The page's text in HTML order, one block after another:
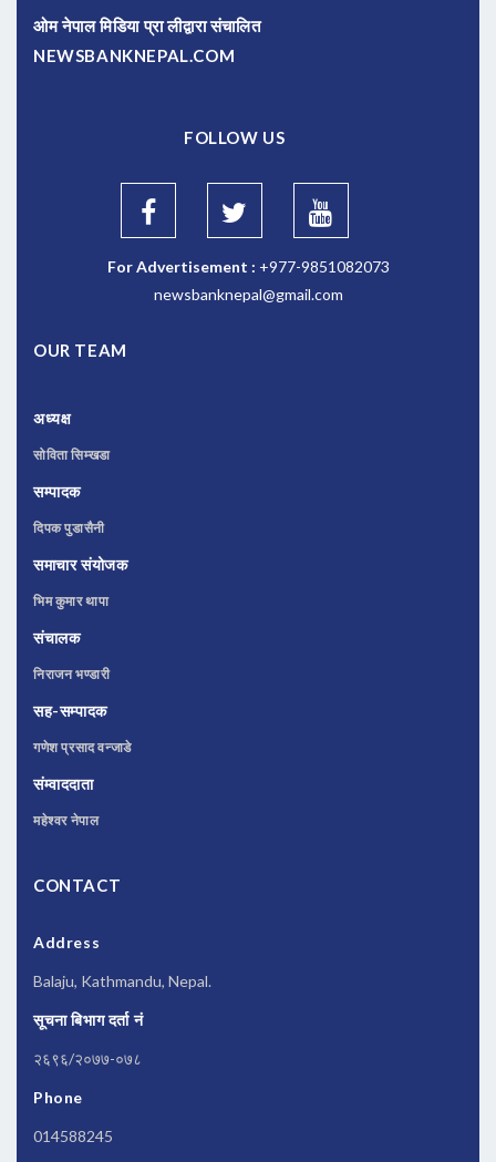
ओम नेपाल मिडिया प्रा लीद्वारा संचालित
NEWSBANKNEPAL.COM
FOLLOW US
For Advertisement : +977-9851082073
newsbanknepal@gmail.com
OUR TEAM
अध्यक्ष
सोविता सिम्खडा
सम्पादक
दिपक पुडासैनी
समाचार संयोजक
भिम कुमार थापा
संचालक
निराजन भण्डारी
सह-सम्पादक
गणेश प्रसाद वन्जाडे
संम्वाददाता
महेश्वर नेपाल
CONTACT
Address
Balaju, Kathmandu, Nepal.
सूचना बिभाग दर्ता नं
२६९६/२०७७-०७८
Phone
014588245